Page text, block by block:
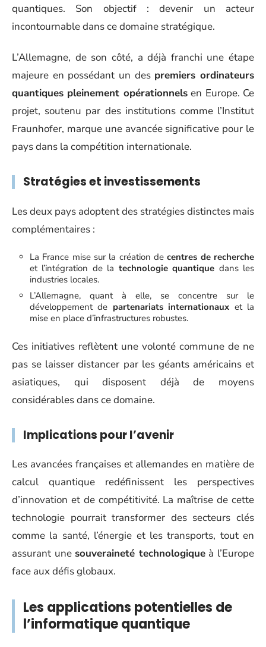
quantiques. Son objectif : devenir un acteur
incontournable dans ce domaine stratégique.
L’Allemagne, de son côté, a déjà franchi une étape
majeure en possédant un des premiers ordinateurs
quantiques pleinement opérationnelsen Europe. Ce
projet, soutenu par des institutions comme l’Institut
Fraunhofer, marque une avancée significative pour le
pays dans la compétition internationale.
Stratégies et investissements
Les deux pays adoptent des stratégies distinctes mais
complémentaires :
La France mise sur la création decentres de recherche
et l’intégration de la technologie quantique dans les
industries locales.
L’Allemagne, quant à elle, se concentre sur le
développement de partenariats internationaux et la
mise en place d’infrastructures robustes.
Ces initiatives reflètent une volonté commune de ne
pas se laisser distancer par les géants américains et
asiatiques, qui disposent déjà de moyens
considérables dans ce domaine.
Implications pour l’avenir
Les avancées françaises et allemandes en matière de
calcul quantique redéfinissent les perspectives
d’innovation et de compétitivité. La maîtrise de cette
technologie pourrait transformer des secteurs clés
comme la santé, l’énergie et les transports, tout en
assurant une souveraineté technologiqueà l’Europe
face aux défis globaux.
Les applications potentielles de
l’informatique quantique